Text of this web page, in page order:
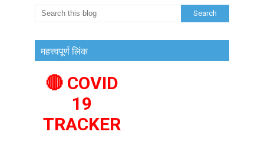
महत्त्वपूर्ण लिंक
🔴 COVID
19
TRACKER